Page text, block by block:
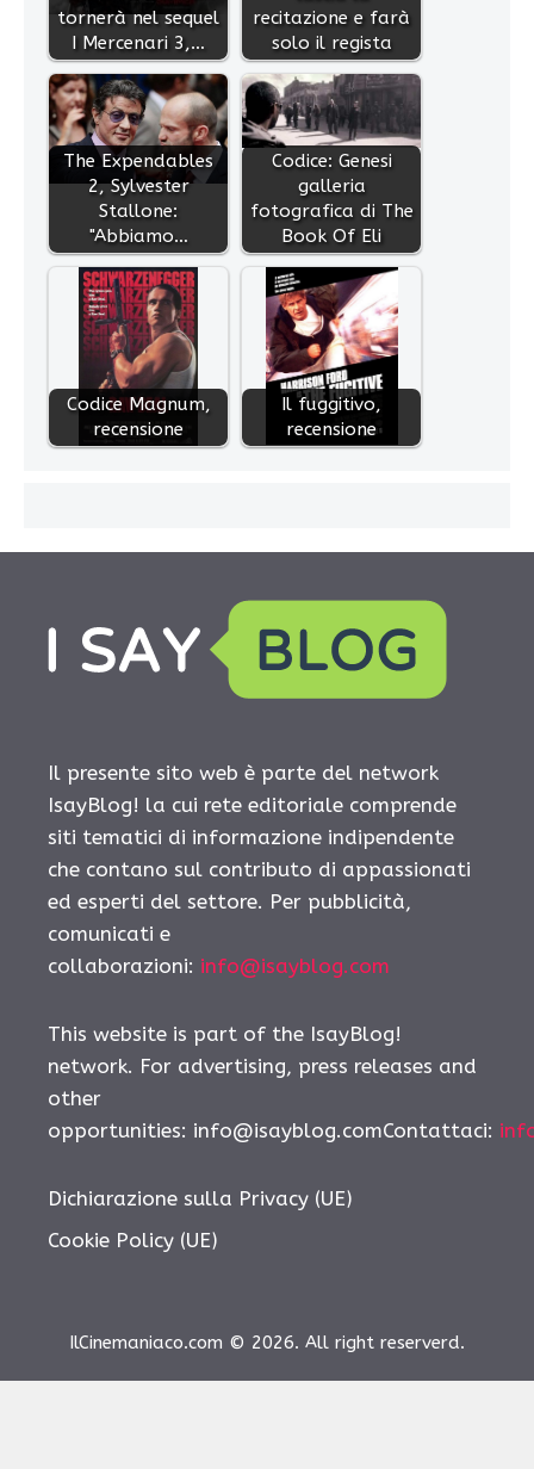
tornerà nel sequel
I Mercenari 3,…
recitazione e farà
solo il regista
The Expendables
2, Sylvester
Stallone:
"Abbiamo…
Codice: Genesi
galleria
fotografica di The
Book Of Eli
Codice Magnum,
recensione
Il fuggitivo,
recensione
Il presente sito web è parte del network
IsayBlog! la cui rete editoriale comprende
siti tematici di informazione indipendente
che contano sul contributo di appassionati
ed esperti del settore. Per pubblicità,
comunicati e
collaborazioni: info@isayblog.com
This website is part of the IsayBlog!
network. For advertising, press releases and
other
opportunities: info@isayblog.comContattaci:
Dichiarazione sulla Privacy (UE)
Cookie Policy (UE)
IlCinemaniaco.com © 2026. All right reserverd.